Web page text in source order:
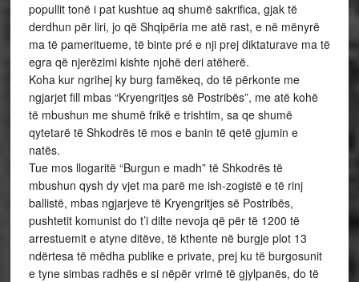
popullit tonë i pat kushtue aq shumë sakrifica, gjak të
derdhun për liri, jo që Shqipëria me atë rast, e në mënyrë
ma të pameritueme, të binte pré e nji prej diktaturave ma të
egra që njerëzimi kishte njohë deri atëherë.
Koha kur ngrihej ky burg famëkeq, do të përkonte me
ngjarjet fill mbas “Kryengritjes së Postribës”, me atë kohë
të mbushun me shumë frikë e trishtim, sa qe shumë
qytetarë të Shkodrës të mos e banin të qetë gjumin e
natës.
Tue mos llogaritë “Burgun e madh” të Shkodrës të
mbushun qysh dy vjet ma parë me ish-zogistë e të rinj
ballistë, mbas ngjarjeve të Kryengritjes së Postribës,
pushtetit komunist do t’i dilte nevoja që për të 1200 të
arrestuemit e atyne ditëve, të kthente në burgje plot 13
ndërtesa të mëdha publike e private, prej ku të burgosunit
e tyne simbas radhës e si nëpër vrimë të gjylpanës, do të